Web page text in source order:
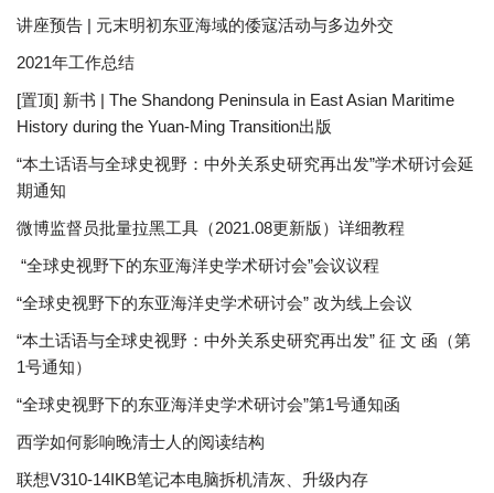
讲座预告 | 元末明初东亚海域的倭寇活动与多边外交
2021年工作总结
[置顶] 新书 | The Shandong Peninsula in East Asian Maritime
History during the Yuan-Ming Transition出版
“本土话语与全球史视野：中外关系史研究再出发”学术研讨会延
期通知
微博监督员批量拉黑工具（2021.08更新版）详细教程
“全球史视野下的东亚海洋史学术研讨会”会议议程
“全球史视野下的东亚海洋史学术研讨会” 改为线上会议
“本土话语与全球史视野：中外关系史研究再出发” 征 文 函（第
1号通知）
“全球史视野下的东亚海洋史学术研讨会”第1号通知函
西学如何影响晚清士人的阅读结构
联想V310-14IKB笔记本电脑拆机清灰、升级内存